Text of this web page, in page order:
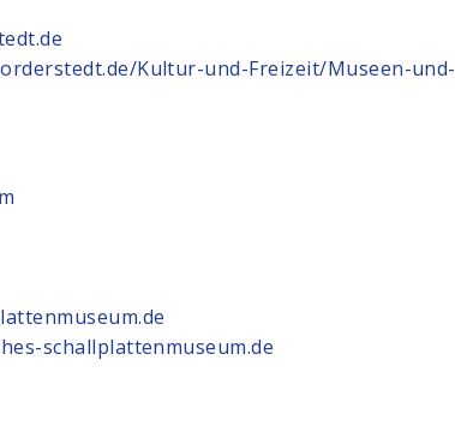
Kultur-und-Freizeit/Museen-und-
schallplattenmuseum.de